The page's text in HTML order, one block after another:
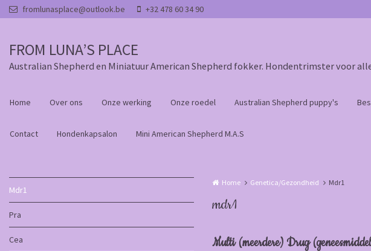
Overslaan en naar de inhoud gaan
fromlunasplace@outlook.be +32 478 60 34 90
FROM LUNA’S PLACE
Australian Shepherd en Miniatuur American Shepherd fokker. Hondentrimster voor
Home Over ons Onze werking Onze roedel Australian Shepherd puppy's
Contact Hondenkapsalon Mini American Shepherd M.A.S
Mdr1
Pra
Cea
Home Genetica/Gezondheid Mdr1
mdr1
Multi (meerdere) Drug